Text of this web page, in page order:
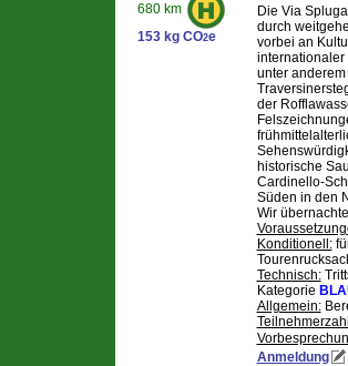
680 km
153 kg CO2e
Die Via
durch
vorbei an
internationaler
unter
der
historische
Cardinello-
Süden in den
Wir
Konditionell:
Technisch:
Kategorie
Allgemein:
Anmeldung